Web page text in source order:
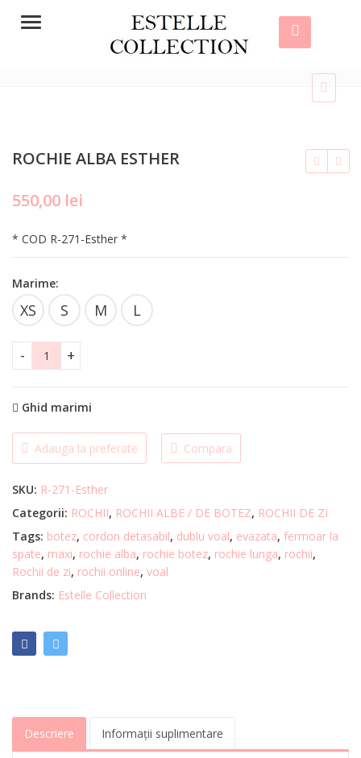
Menu
ROCHIE ALBA ESTHER
550,00 lei
* COD R-271-Esther *
Marime:
XS S M L
ROCHIE ALBA ESTHER quantity
Ghid marimi
Adauga la preferate Compara
SKU: R-271-Esther
Categorii: ROCHII, ROCHII ALBE / DE BOTEZ, ROCHII DE ZI
Tags: botez, cordon detasabil, dublu voal, evazata, fermoar la
spate, maxi, rochie alba, rochie botez, rochie lunga, rochii,
Rochii de zi, rochii online, voal
Brands: Estelle Collection
Descriere Informații suplimentare